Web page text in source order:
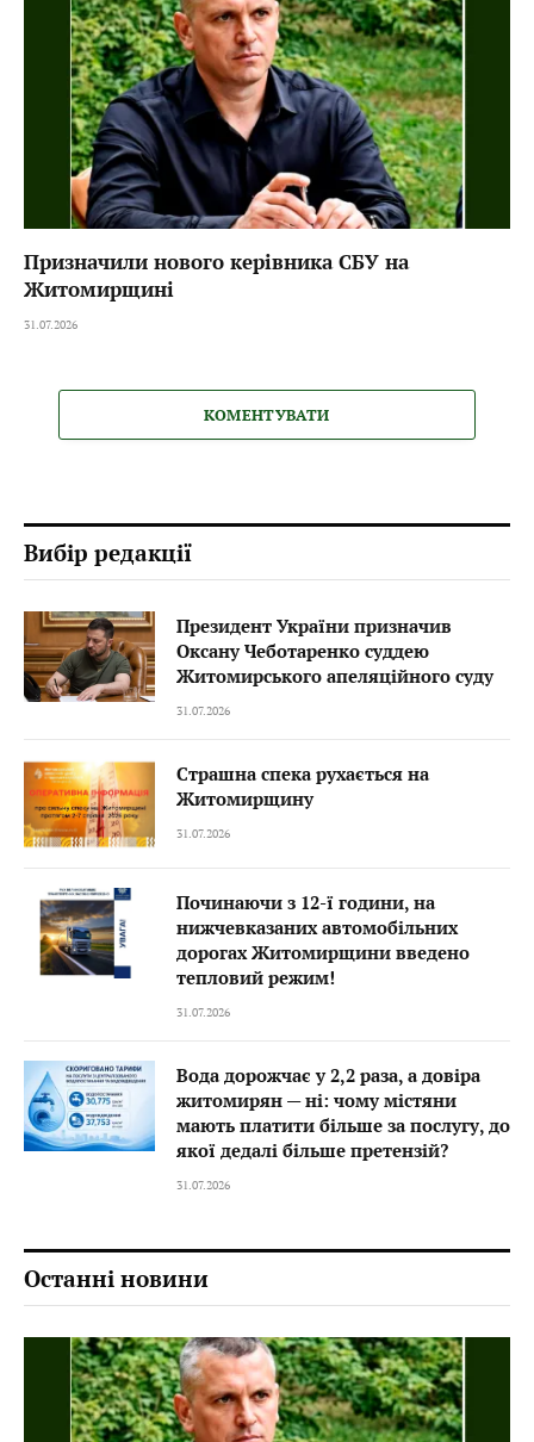
Призначили нового керівника СБУ на
Житомирщині
31.07.2026
КОМЕНТУВАТИ
Вибір редакції
Президент України призначив
Оксану Чеботаренко суддею
Житомирського апеляційного суду
31.07.2026
Страшна спека рухається на
Житомирщину
31.07.2026
Починаючи з 12-ї години, на
нижчевказаних автомобільних
дорогах Житомирщини введено
тепловий режим!
31.07.2026
Вода дорожчає у 2,2 раза, а довіра
житомирян — ні: чому містяни
мають платити більше за послугу, до
якої дедалі більше претензій?
31.07.2026
Останні новини